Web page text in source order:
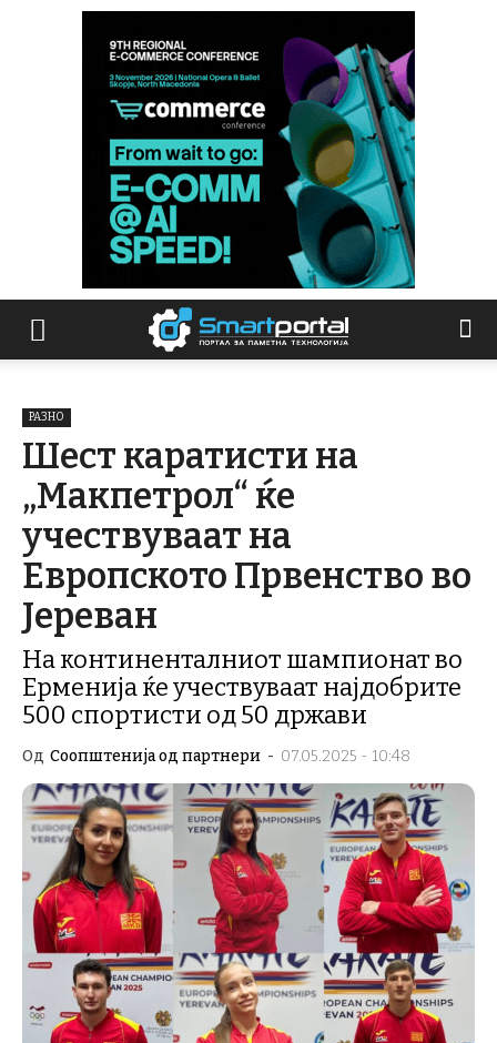
РАЗНО
Шест каратисти на
„Макпетрол“ ќе
учествуваат на
Европското Првенство во
Јереван
На континенталниот шампионат во
Ерменија ќе учествуваат најдобрите
500 спортисти од 50 држави
Од Соопштенија од партнери - 07.05.2025 - 10:48